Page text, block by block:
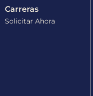
Carreras
Solicitar Ahora